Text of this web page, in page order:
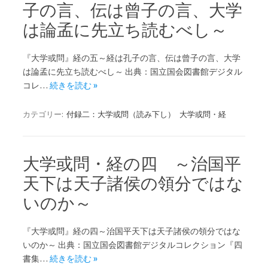
子の言、伝は曾子の言、大学
は論孟に先立ち読むべし～
『大学或問』経の五～経は孔子の言、伝は曾子の言、大学
は論孟に先立ち読むべし～ 出典：国立国会図書館デジタル
コレ… 続きを読む »
カテゴリー: 付録二：大学或問（読み下し） 大学或問・経
大学或問・経の四 ～治国平
天下は天子諸侯の領分ではな
いのか～
『大学或問』経の四～治国平天下は天子諸侯の領分ではな
いのか～ 出典：国立国会図書館デジタルコレクション『四
書集… 続きを読む »